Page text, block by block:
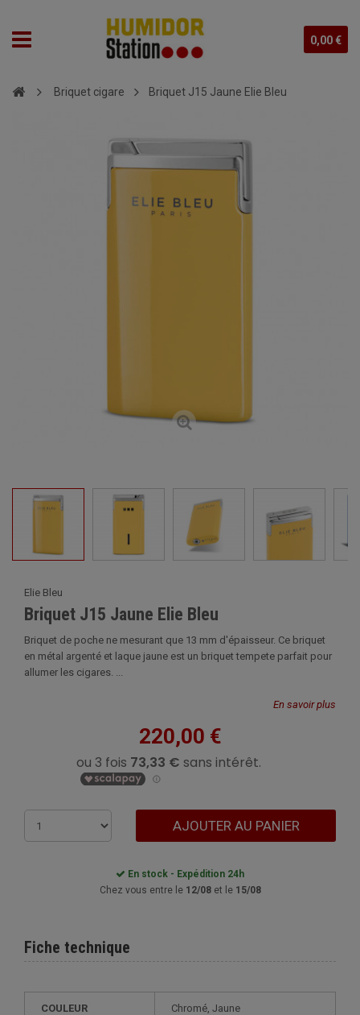
0,00 €
Briquet cigare Briquet J15 Jaune Elie Bleu
Elie Bleu
Briquet J15 Jaune Elie Bleu
Briquet de poche ne mesurant que 13 mm d'épaisseur. Ce briquet
en métal argenté et laque jaune est un briquet tempete parfait pour
allumer les cigares. ...
En savoir plus
220,00 €
AJOUTER AU PANIER
En stock - Expédition 24h
Chez vous entre le 12/08et le 15/08
Fiche technique
COULEUR Chromé, Jaune